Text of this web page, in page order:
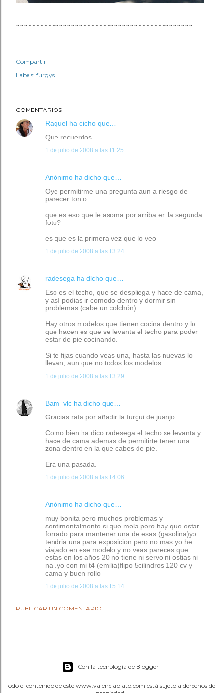
~~~~~~~~~~~~~~~~~~~~~~~~~~~~~~~~~~~~~~~~~~~~~
Compartir
Labels: furgys
COMENTARIOS
Raquel ha dicho que…
Que recuerdos.....
1 de julio de 2008 a las 11:25
Anónimo ha dicho que…
Oye permitirme una pregunta aun a riesgo de
parecer tonto...
que es eso que le asoma por arriba en la segunda
foto?
es que es la primera vez que lo veo
1 de julio de 2008 a las 13:24
radesega ha dicho que…
Eso es el techo, que se despliega y hace de cama,
y así podias ir comodo dentro y dormir sin
problemas.(cabe un colchón)
Hay otros modelos que tienen cocina dentro y lo
que hacen es que se levanta el techo para poder
estar de pie cocinando.
Si te fijas cuando veas una, hasta las nuevas lo
llevan, aun que no todos los modelos.
1 de julio de 2008 a las 13:29
Bam_vlc ha dicho que…
Gracias rafa por añadir la furgui de juanjo.
Como bien ha dico radesega el techo se levanta y
hace de cama ademas de permitirte tener una
zona dentro en la que cabes de pie.
Era una pasada.
1 de julio de 2008 a las 14:06
Anónimo ha dicho que…
muy bonita pero muchos problemas y
sentimentalmente si que mola pero hay que estar
forrado para mantener una de esas (gasolina)yo
tendria una para exposicion pero no mas yo he
viajado en ese modelo y no veas pareces que
estas en los años 20 no tiene ni servo ni ostias ni
na .yo con mi t4 (emilia)flipo 5cilindros 120 cv y
cama y buen rollo
1 de julio de 2008 a las 15:14
PUBLICAR UN COMENTARIO
Con la tecnología de Blogger
Todo el contenido de este www.valenciaplato.com está sujeto a derechos de